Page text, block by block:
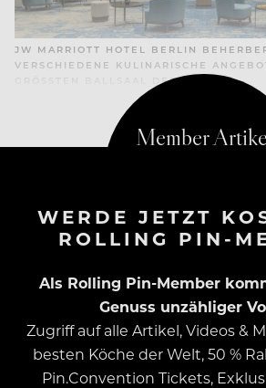
JW MARRIOTT HOTEL BERLIN
VERSCHIEDENE KULINARISCHE
GRÖSSTEN BALLSAAL DER STADT
WERDE JETZT
ROLLING PIN-
Als Rolling Pin-Member
Genuss unzähliger
Zugriff auf alle Artikel, Videos &
besten Köche der Welt, 50 %
Pin.Convention Tickets,